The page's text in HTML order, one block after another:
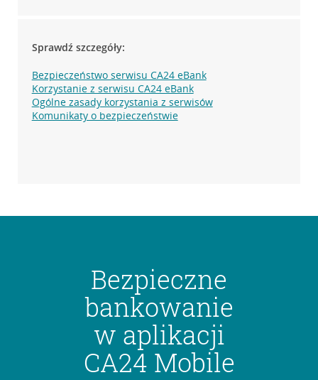
Sprawdź szczegóły:
Bezpieczeństwo serwisu CA24 eBank
Korzystanie z serwisu CA24 eBank
Ogólne zasady korzystania z serwisów
Komunikaty o bezpieczeństwie
Bezpieczne
bankowanie
w aplikacji
CA24 Mobile